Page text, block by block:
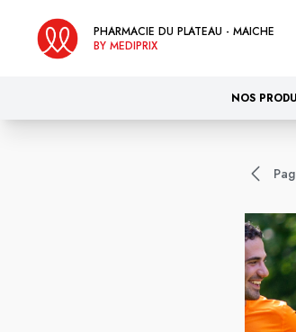
PHARMACIE DU PLATEAU - MAICHE
BY MEDIPRIX
NOS